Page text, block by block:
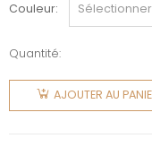
Couleur
Quantité:
quantité
de Sac
Bandoulière
AJOUTER AU